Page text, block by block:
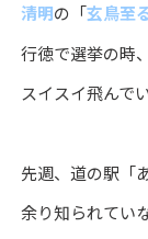
清明の「玄鳥至
行徳で選挙の時
スイスイ飛んで
先週、道の駅「
余り知られてい